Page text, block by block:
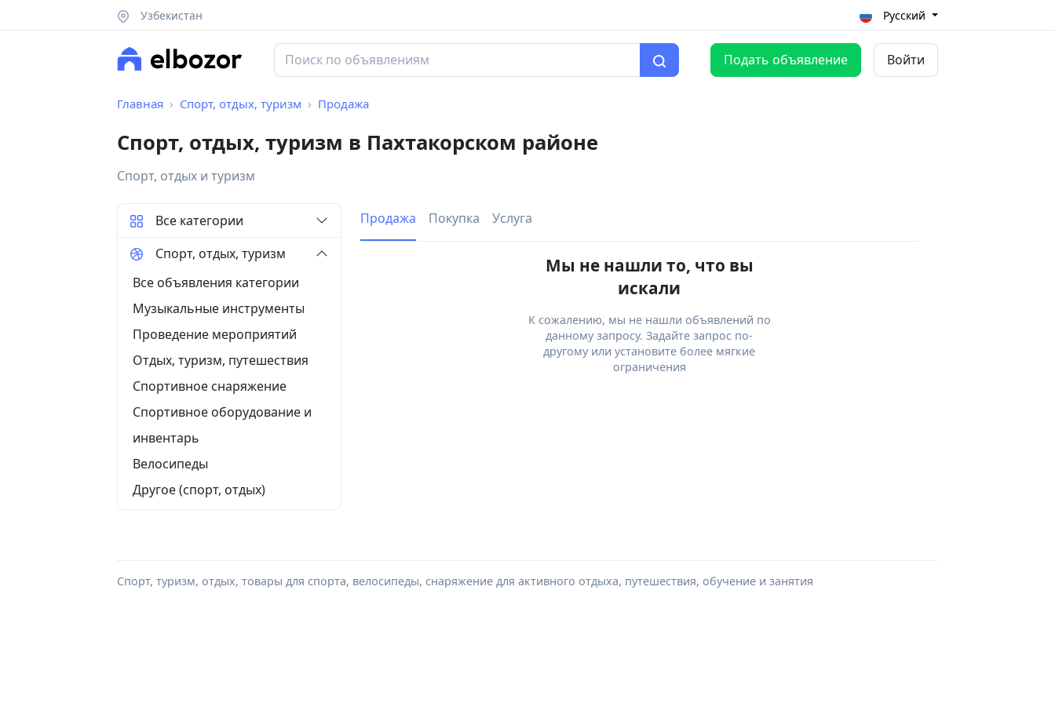
Узбекистан Русский
Подать объявление Войти
Главная Спорт, отдых, туризм Продажа
Спорт, отдых, туризм в Пахтакорском районе
Спорт, отдых и туризм
Продажа Покупка Услуга
Мы не нашли то, что вы
искали
К сожалению, мы не нашли объявлений по
данному запросу. Задайте запрос по-
другому или установите более мягкие
ограничения
Все категории
Спорт, отдых, туризм
Все объявления категории
Музыкальные инструменты
Проведение мероприятий
Отдых, туризм, путешествия
Спортивное снаряжение
Спортивное оборудование и
инвентарь
Велосипеды
Другое (спорт, отдых)
Спорт, туризм, отдых, товары для спорта, велосипеды, снаряжение для активного отдыха, путешествия, обучение и занятия